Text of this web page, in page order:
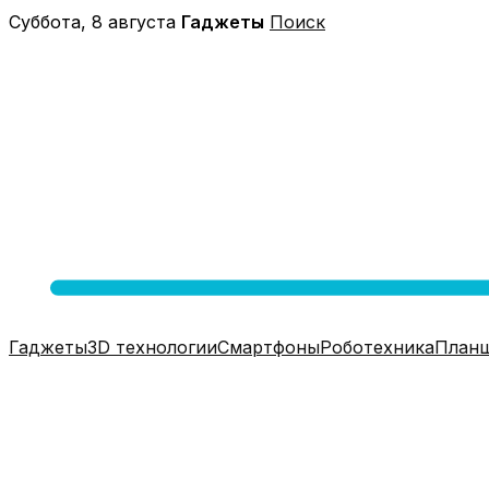
Перейти
Суббота, 8 августа Гаджеты Поиск
Гаджеты3D технологииСмартфоныРоботехника